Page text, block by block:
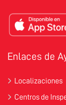
Enlaces de
Localizaciones
Centros de